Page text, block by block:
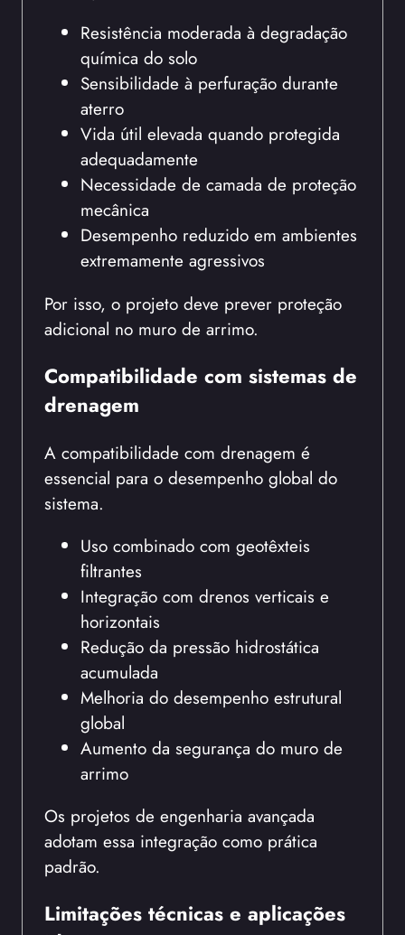
Resistência moderada à degradação
química do solo
Sensibilidade à perfuração durante
aterro
Vida útil elevada quando protegida
adequadamente
Necessidade de camada de proteção
mecânica
Desempenho reduzido em ambientes
extremamente agressivos
Por isso, o projeto deve prever proteção
adicional no muro de arrimo.
Compatibilidade com sistemas de
drenagem
A compatibilidade com drenagem é
essencial para o desempenho global do
sistema.
Uso combinado com geotêxteis
filtrantes
Integração com drenos verticais e
horizontais
Redução da pressão hidrostática
acumulada
Melhoria do desempenho estrutural
global
Aumento da segurança do muro de
arrimo
Os projetos de engenharia avançada
adotam essa integração como prática
padrão.
Limitações técnicas e aplicações